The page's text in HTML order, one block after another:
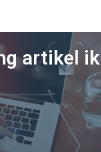
artikel